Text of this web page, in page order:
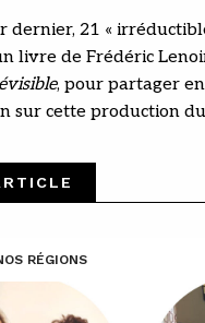
dernier, 21 «
livre de Frédéric
, pour partager
sur cette production
RÉGIONS